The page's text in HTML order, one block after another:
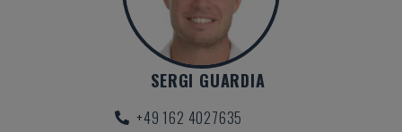
SERGI GUARDIA
+49 162 4027635